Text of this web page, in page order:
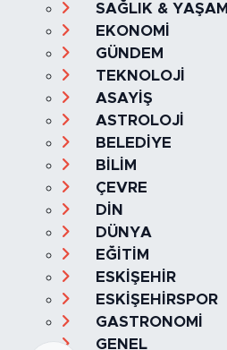
SAĞLIK & YAŞAM
EKONOMİ
GÜNDEM
TEKNOLOJİ
ASAYİŞ
ASTROLOJİ
BELEDİYE
BİLİM
ÇEVRE
DİN
DÜNYA
EĞİTİM
ESKİŞEHİR
ESKİŞEHİRSPOR
GASTRONOMİ
GENEL